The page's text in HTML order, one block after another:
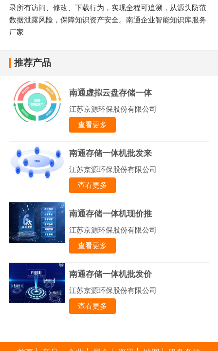
录所有访问、修改、下载行为，实现全程可追溯，从源头防范
数据泄露风险，保障知识资产安全。南通企业智能知识库服务
厂家
推荐产品
南通虚拟云盘存储一体
江苏京源环保股份有限公司
查看更多
南通存储一体机批发来
江苏京源环保股份有限公司
查看更多
南通存储一体机现价推
江苏京源环保股份有限公司
查看更多
南通存储一体机批发价
江苏京源环保股份有限公司
查看更多